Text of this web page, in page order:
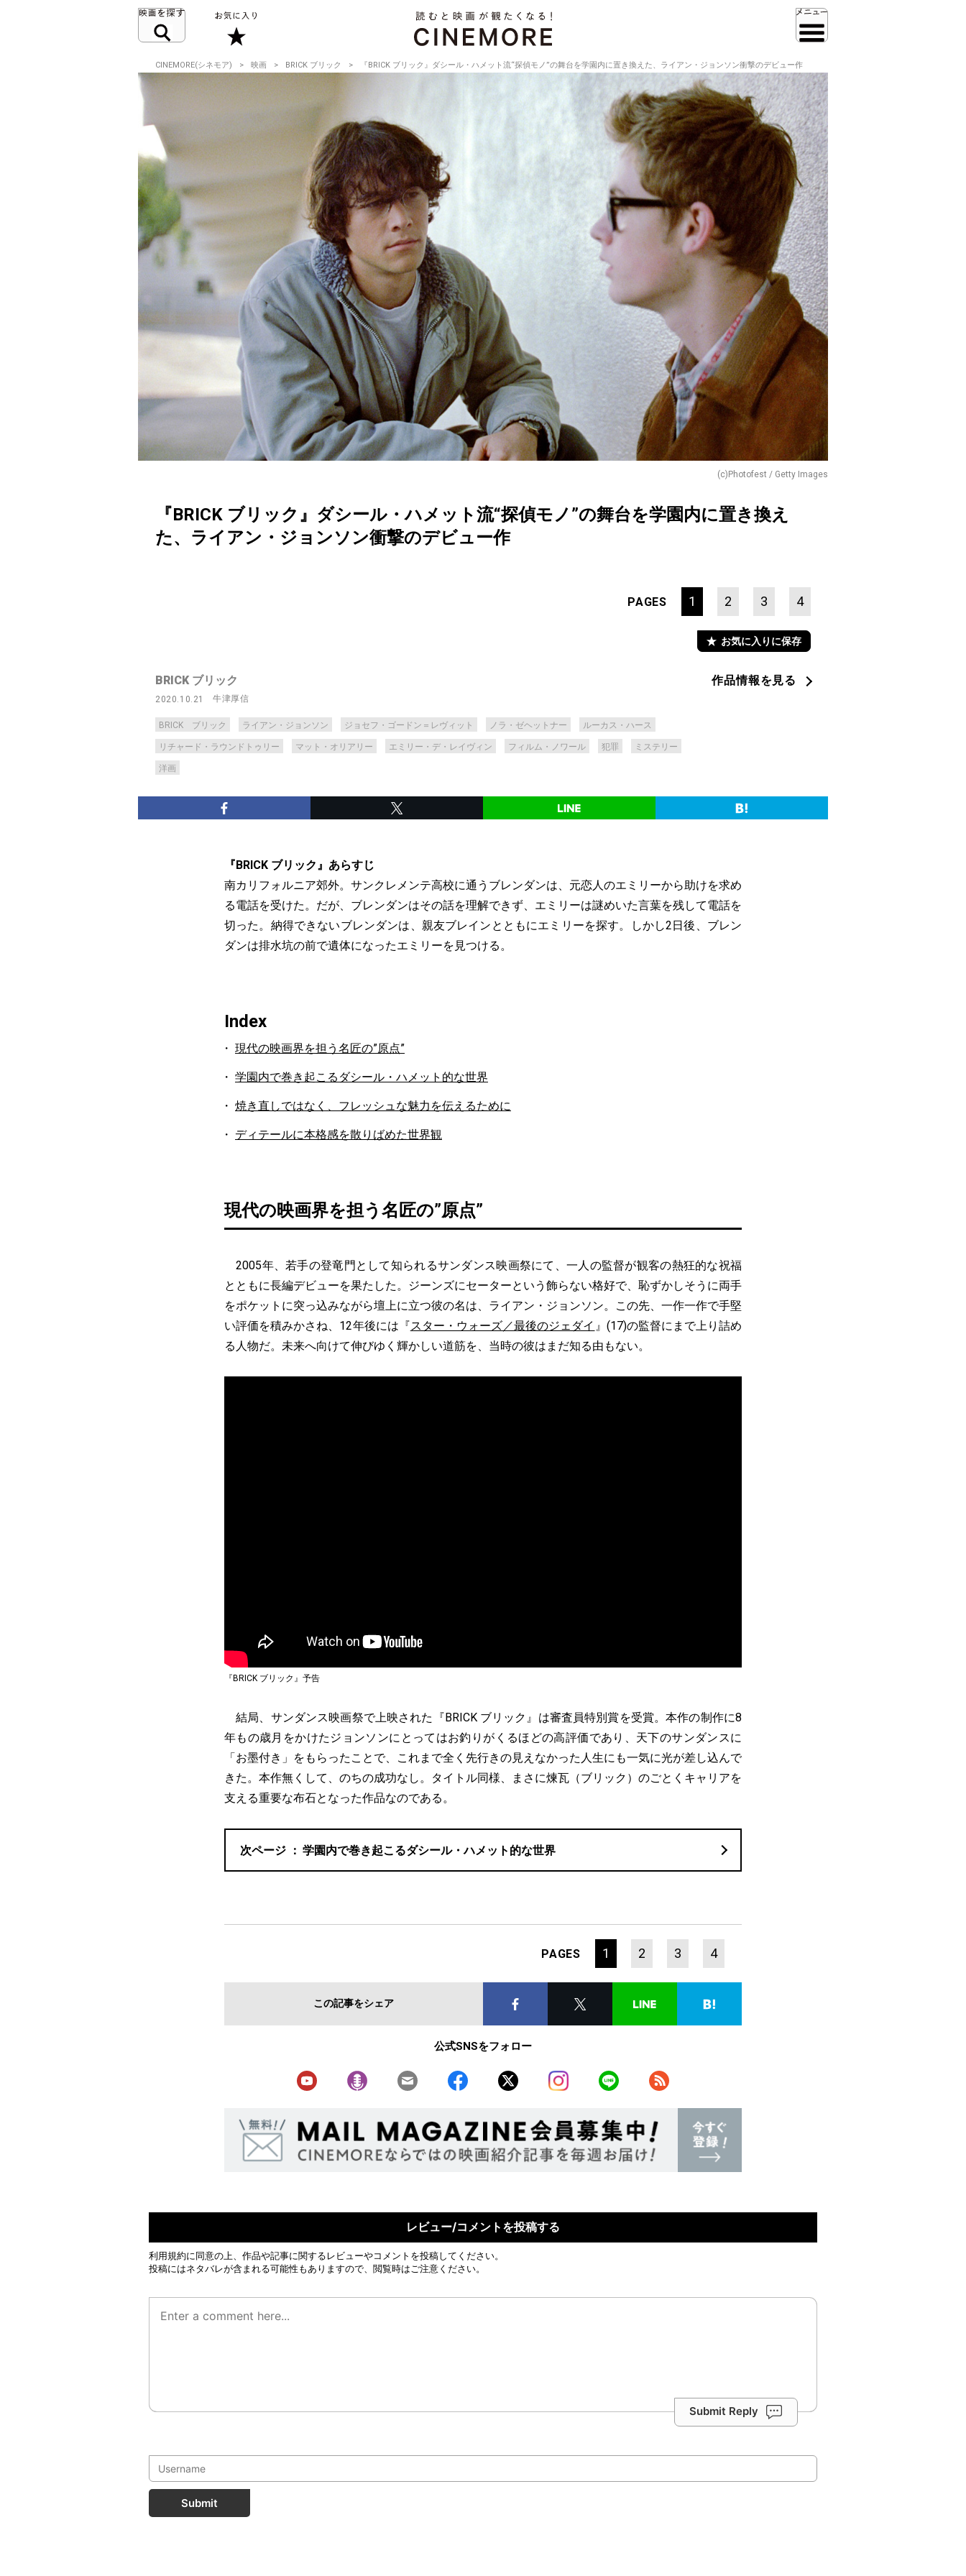
CINEMORE(シネモア) 映画 BRICK ブリック 『BRICK ブリック』ダシール・ハメット流“探偵モノ”の舞台を学園内に置き換えた、ライアン・ジョンソン衝撃のデビュー作
(c)Photofest / Getty Images
『BRICK ブリック』ダシール・ハメット流“探偵モノ”の舞台を学園内に置き換え
た、ライアン・ジョンソン衝撃のデビュー作
PAGES 1 2 3 4
お気に入りに保存
BRICK ブリック
2020.10.21 牛津厚信
BRICK ブリック ライアン・ジョンソン ジョセフ・ゴードン＝レヴィット ノラ・ゼヘットナー ルーカス・ハース
リチャード・ラウンドトゥリー マット・オリアリー エミリー・デ・レイヴィン フィルム・ノワール 犯罪 ミステリー
洋画
作品情報を見る
『BRICK ブリック』あらすじ
南カリフォルニア郊外。サンクレメンテ高校に通うブレンダンは、元恋人のエミリーから助けを求め
る電話を受けた。だが、ブレンダンはその話を理解できず、エミリーは謎めいた言葉を残して電話を
切った。納得できないブレンダンは、親友ブレインとともにエミリーを探す。しかし2日後、ブレン
ダンは排水坑の前で遺体になったエミリーを見つける。
Index
現代の映画界を担う名匠の”原点”
学園内で巻き起こるダシール・ハメット的な世界
焼き直しではなく、フレッシュな魅力を伝えるために
ディテールに本格感を散りばめた世界観
現代の映画界を担う名匠の”原点”
2005年、若手の登竜門として知られるサンダンス映画祭にて、一人の監督が観客の熱狂的な祝福
とともに長編デビューを果たした。ジーンズにセーターという飾らない格好で、恥ずかしそうに両手
をポケットに突っ込みながら壇上に立つ彼の名は、ライアン・ジョンソン。この先、一作一作で手堅
い評価を積みかさね、12年後には『スター・ウォーズ／最後のジェダイ 』(17)の監督にまで上り詰め
る人物だ。未来へ向けて伸びゆく輝かしい道筋を、当時の彼はまだ知る由もない。
『BRICK ブリック』予告
結局、サンダンス映画祭で上映された『BRICK ブリック』は審査員特別賞を受賞。本作の制作に8
年もの歳月をかけたジョンソンにとってはお釣りがくるほどの高評価であり、天下のサンダンスに
「お墨付き」をもらったことで、これまで全く先行きの見えなかった人生にも一気に光が差し込んで
きた。本作無くして、のちの成功なし。タイトル同様、まさに煉瓦（ブリック）のごとくキャリアを
支える重要な布石となった作品なのである。
学園内で巻き起こるダシール・ハメット的な世界
PAGES 1 2 3 4
この記事をシェア
公式SNSをフォロー
レビュー/コメントを投稿する
利用規約に同意の上、作品や記事に関するレビューやコメントを投稿してください。
投稿にはネタバレが含まれる可能性もありますので、閲覧時はご注意ください。
Submit Reply
Submit